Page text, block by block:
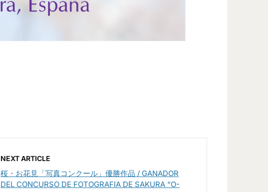
NEXT ARTICLE
桜・お花見「写真コンクール」優勝作品 / GANADOR
DEL CONCURSO DE FOTOGRAFIA DE SAKURA “O-